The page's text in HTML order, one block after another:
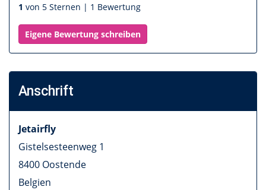
1 von 5 Sternen | 1 Bewertung
Eigene Bewertung schreiben
Anschrift
Jetairfly
Gistelsesteenweg 1
8400 Oostende
Belgien